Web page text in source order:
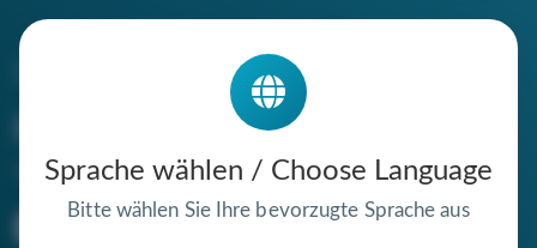
Sprache wählen / Choose Language
Bitte wählen Sie Ihre bevorzugte Sprache aus
glammynails-eschborn.de
steht zum Verkauf